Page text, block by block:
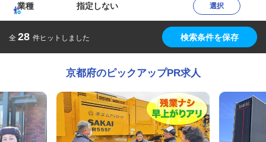
業種 指定しない 選択
全 28 件ヒットしました 検索条件を保存
京都府のピックアップPR求人